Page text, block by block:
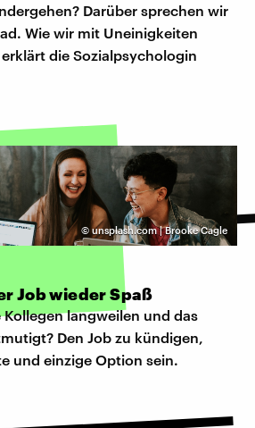
Darüber sprechen wir
Wie wir mit Uneinigkeiten
die Sozialpsychologin
© unsplash.com | Brooke Cagle
Job wieder Spaß
langweilen und das
Den Job zu kündigen,
und einzige Option sein.